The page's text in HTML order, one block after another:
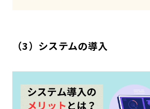
（3）システムの導入